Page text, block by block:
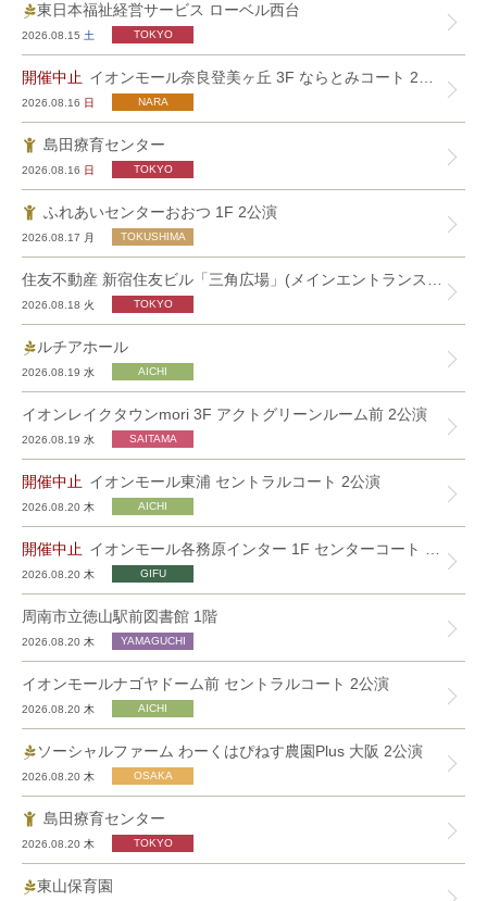
東日本福祉経営サービス ローベル西台
2026.08.15 土
開催中止 イオンモール奈良登美ヶ丘 3F ならとみコート 2公演
2026.08.16 日
島田療育センター
2026.08.16 日
ふれあいセンターおおつ 1F 2公演
2026.08.17 月
2026.08.18 火
ルチアホール
2026.08.19 水
イオンレイクタウンmori 3F アクトグリーンルーム前 2公演
2026.08.19 水
開催中止 イオンモール東浦 セントラルコート 2公演
2026.08.20 木
開催中止 イオンモール各務原インター 1F センターコート 2公演
2026.08.20 木
周南市立徳山駅前図書館 1階
2026.08.20 木
イオンモールナゴヤドーム前 セントラルコート 2公演
2026.08.20 木
ソーシャルファーム わーくはぴねす農園Plus 大阪 2公演
2026.08.20 木
島田療育センター
2026.08.20 木
東山保育園